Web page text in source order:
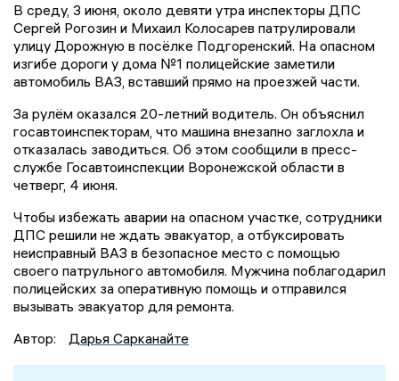
В среду, 3 июня, около девяти утра инспекторы ДПС
Сергей Рогозин и Михаил Колосарев патрулировали
улицу Дорожную в посёлке Подгоренский. На опасном
изгибе дороги у дома №1 полицейские заметили
автомобиль ВАЗ, вставший прямо на проезжей части.
За рулём оказался 20-летний водитель. Он объяснил
госавтоинспекторам, что машина внезапно заглохла и
отказалась заводиться. Об этом сообщили в пресс-
службе Госавтоинспекции Воронежской области в
четверг, 4 июня.
Чтобы избежать аварии на опасном участке, сотрудники
ДПС решили не ждать эвакуатор, а отбуксировать
неисправный ВАЗ в безопасное место с помощью
своего патрульного автомобиля. Мужчина поблагодарил
полицейских за оперативную помощь и отправился
вызывать эвакуатор для ремонта.
Автор:
Дарья Сарканайте